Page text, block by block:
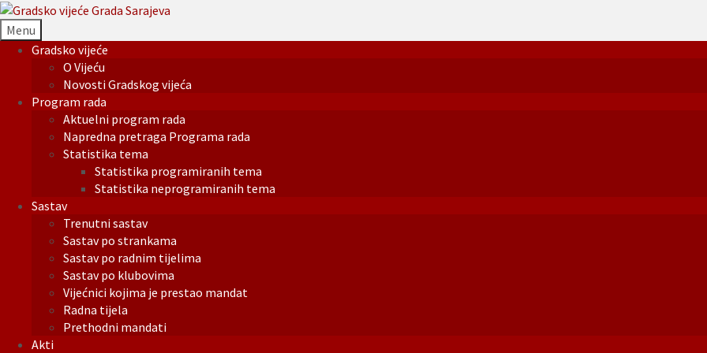
Menu
Gradsko vijeće
O Vijeću
Novosti Gradskog vijeća
Program rada
Aktuelni program rada
Napredna pretraga Programa rada
Statistika tema
Statistika programiranih tema
Statistika neprogramiranih tema
Sastav
Trenutni sastav
Sastav po strankama
Sastav po radnim tijelima
Sastav po klubovima
Vijećnici kojima je prestao mandat
Radna tijela
Prethodni mandati
Akti